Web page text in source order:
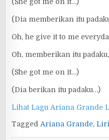
(Dia memberikan itu
Oh, he give it to me
Oh, memberikan itu
(She got me on it…)
(Dia berikan itu padaku…)
Lihat Lagu Ariana Grande
Tagged Ariana Grande,